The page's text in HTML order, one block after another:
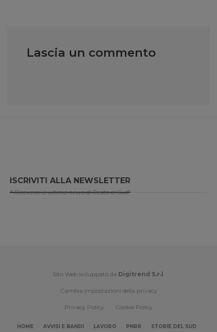
Lascia un commento
ISCRIVITI ALLA NEWSLETTER
* Riceverai le ultime news di Resto al Sud!
Sito Web sviluppato da Digitrend S.r.l .
Cambia impostazioni della privacy
Privacy Policy Cookie Policy
HOME AVVISI E BANDI LAVORO PNRR STORIE DEL SUD